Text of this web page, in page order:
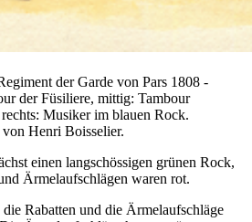
der Garde von Pars 1808 -
der Füsiliere, mittig: Tambour
Musiker im blauen Rock.
Henri Boisselier.
einen langschössigen grünen Rock,
Ärmelaufschlägen waren rot.
Rabatten und die Ärmelaufschläge